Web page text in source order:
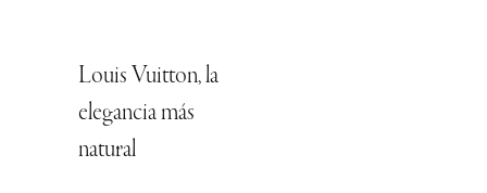
Louis Vuitton, la
elegancia más
natural